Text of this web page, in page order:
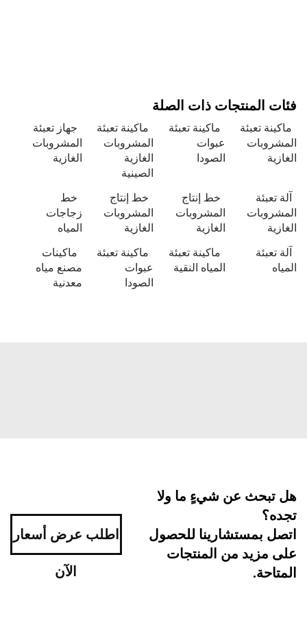
المنتجات ذات الصلة
تعبئة
ماكينة تعبئة
عبوات
ماكينة تعبئة
المشروبات
الصينية
جهاز تعبئة
المشروبات
خط إنتاج
المشروبات
خط إنتاج
المشروبات
زجاجات
ماكينة تعبئة
المياه النقية
ماكينة تعبئة
عبوات
ماكينات
مصنع مياه
عن شيءٍ ما ولا
بمستشارينا للحصول
مزيد من المنتجات
اطلب عرض أسعار